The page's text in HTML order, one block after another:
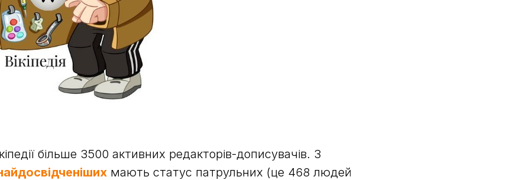
більше 3500 активних редакторів-дописувачів. З
мають статус патрульних (це 468 людей